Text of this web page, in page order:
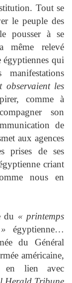
Tout se
le peuple des
pousser à se
même relevé
égyptiennes qui
manifestations
observaient les
comme à
son
de
aux agences
prises de ses
criant
nous en
du « printemps
égyptienne…
du Général
américaine,
en lien avec